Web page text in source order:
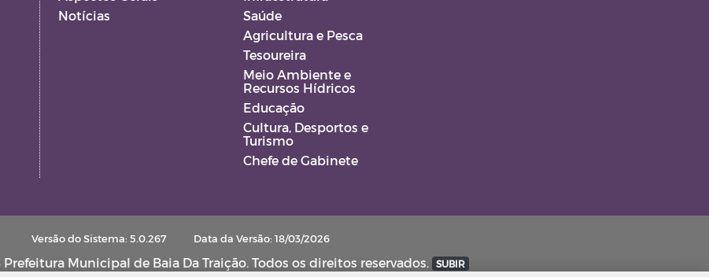
Notícias
Saúde
Agricultura e Pesca
Tesoureira
Meio Ambiente e
Recursos Hídricos
Educação
Cultura, Desportos e
Turismo
Chefe de Gabinete
Versão do Sistema: 5.0.267 Data da Versão: 18/03/2026
Municipal de Baia Da Traição. Todos os direitos reservados. SUBIR